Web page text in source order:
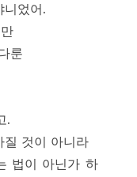
니었어.
룬
.
질 것이 아니라
법이 아닌가 하